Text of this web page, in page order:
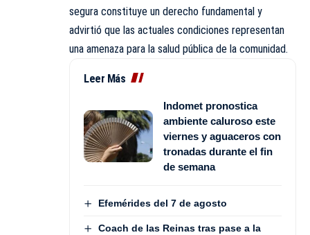
segura constituye un derecho fundamental y
advirtió que las actuales condiciones representan
una amenaza para la salud pública de la comunidad.
Leer Más
Indomet pronostica
ambiente caluroso este
viernes y aguaceros con
tronadas durante el fin
de semana
Efemérides del 7 de agosto
Coach de las Reinas tras pase a la